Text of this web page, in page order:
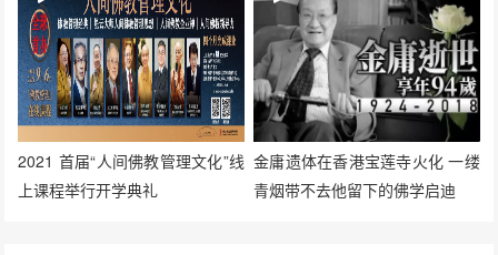
2021 首届“人间佛教管理文化”线
上课程举行开学典礼
金庸遗体在香港宝莲寺火化 一缕
青烟带不去他留下的佛学启迪